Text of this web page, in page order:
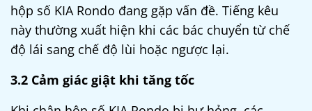
hộp số KIA Rondo đang gặp vấn đề. Tiếng kêu
này thường xuất hiện khi các bác chuyển từ chế
độ lái sang chế độ lùi hoặc ngược lại.
3.2 Cảm giác giật khi tăng tốc